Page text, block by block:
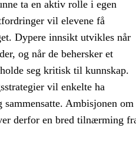
ta en aktiv rolle i egen
vil elevene få
Dypere innsikt utvikles når
og når de behersker et
seg kritisk til kunnskap.
vil enkelte ha
Ambisjonen om
derfor en bred tilnærming